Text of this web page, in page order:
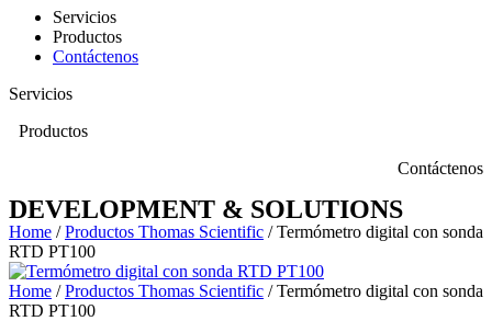
Servicios
Productos
Contáctenos
Servicios
Productos
Contáctenos
DEVELOPMENT & SOLUTIONS
Home /Productos Thomas Scientific / Termómetro digital con sonda
RTD PT100
Home /Productos Thomas Scientific / Termómetro digital con sonda
RTD PT100